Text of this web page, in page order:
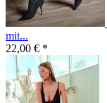
mit...
22,00 € *